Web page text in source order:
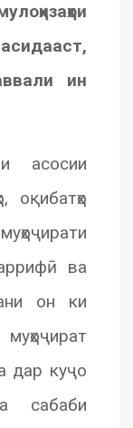
ин
асосии
оқибатҳо
ва
он ки
дар куҷо
сабаби